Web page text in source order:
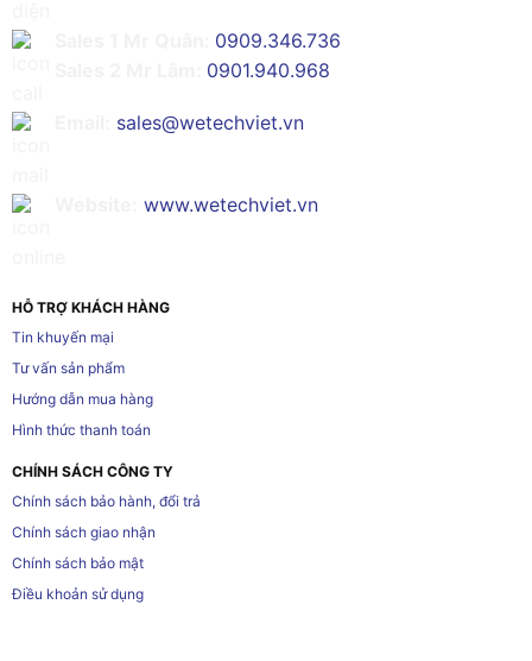
0909.346.736
0901.940.968
sales@wetechviet.vn
www.wetechviet.vn
HỖ TRỢ KHÁCH HÀNG
Tin khuyến mại
Tư vấn sản phẩm
Hướng dẫn mua hàng
Hình thức thanh toán
CHÍNH SÁCH CÔNG TY
Chính sách bảo hành, đổi trả
Chính sách giao nhận
Chính sách bảo mật
Điều khoản sử dụng